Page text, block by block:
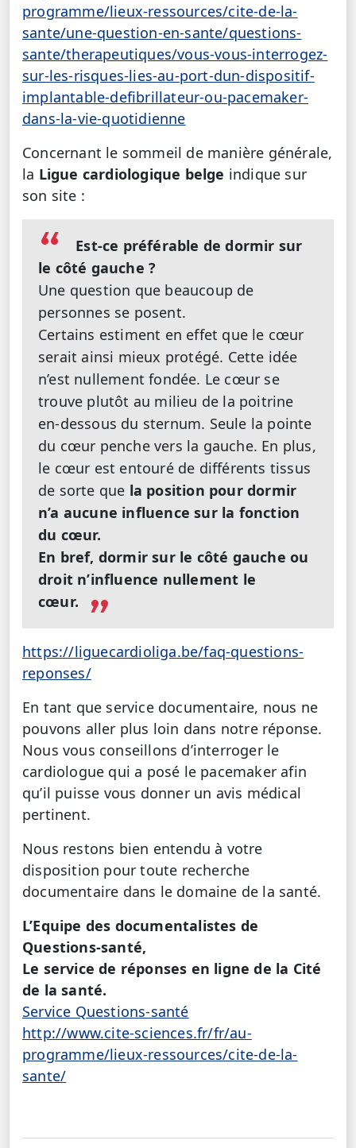
programme/lieux-ressources/cite-de-la-
sante/une-question-en-sante/questions-
sante/therapeutiques/vous-vous-interrogez-
sur-les-risques-lies-au-port-dun-dispositif-
implantable-defibrillateur-ou-pacemaker-
dans-la-vie-quotidienne
Concernant le sommeil de manière générale,
la Ligue cardiologique belge indique sur
son site :
Est-ce préférable de dormir sur
le côté gauche ?
Une question que beaucoup de
personnes se posent.
Certains estiment en effet que le cœur
serait ainsi mieux protégé. Cette idée
n’est nullement fondée. Le cœur se
trouve plutôt au milieu de la poitrine
en-dessous du sternum. Seule la pointe
du cœur penche vers la gauche. En plus,
le cœur est entouré de différents tissus
de sorte que la position pour dormir
n’a aucune influence sur la fonction
du cœur.
En bref, dormir sur le côté gauche ou
droit n’influence nullement le
cœur.
https://liguecardioliga.be/faq-questions-
reponses/
En tant que service documentaire, nous ne
pouvons aller plus loin dans notre réponse.
Nous vous conseillons d’interroger le
cardiologue qui a posé le pacemaker afin
qu’il puisse vous donner un avis médical
pertinent.
Nous restons bien entendu à votre
disposition pour toute recherche
documentaire dans le domaine de la santé.
L’Equipe des documentalistes de
Questions-santé,
Le service de réponses en ligne de la Cité
de la santé.
Service Questions-santé
http://www.cite-sciences.fr/fr/au-
programme/lieux-ressources/cite-de-la-
sante/